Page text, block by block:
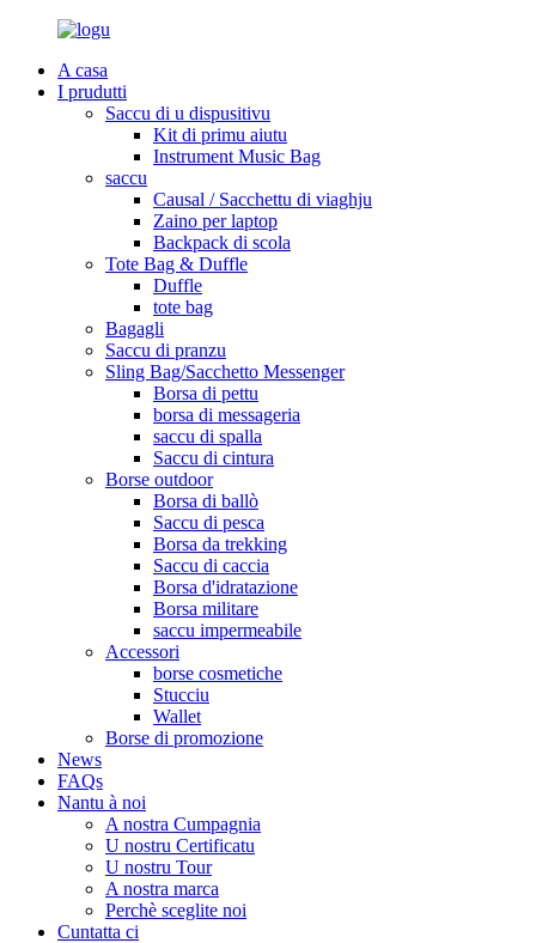
A casa
I prudutti
Saccu di u dispusitivu
Kit di primu aiutu
Instrument Music Bag
saccu
Causal / Sacchettu di viaghju
Zaino per laptop
Backpack di scola
Tote Bag & Duffle
Duffle
tote bag
Bagagli
Saccu di pranzu
Sling Bag/Sacchetto Messenger
Borsa di pettu
borsa di messageria
saccu di spalla
Saccu di cintura
Borse outdoor
Borsa di ballò
Saccu di pesca
Borsa da trekking
Saccu di caccia
Borsa d'idratazione
Borsa militare
saccu impermeabile
Accessori
borse cosmetiche
Stucciu
Wallet
Borse di promozione
News
FAQs
Nantu à noi
A nostra Cumpagnia
U nostru Certificatu
U nostru Tour
A nostra marca
Perchè sceglite noi
Cuntatta ci